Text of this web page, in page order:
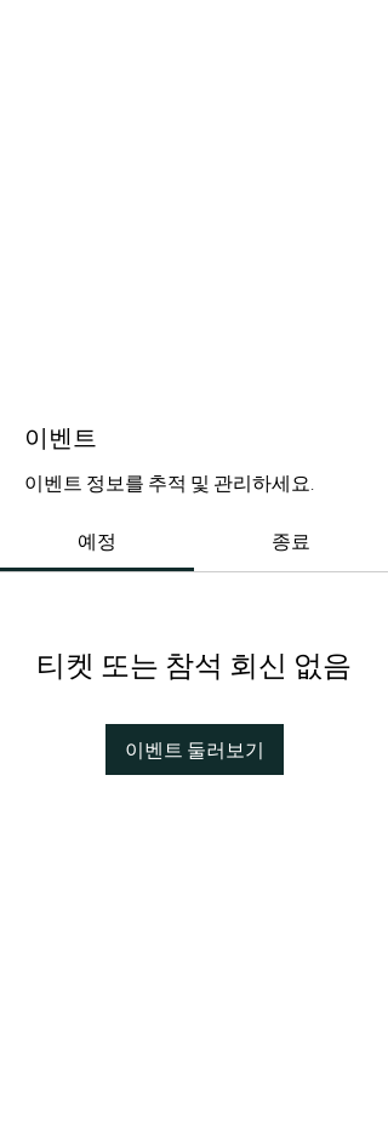
이벤트
이벤트 정보를 추적 및 관리하세요.
예정 종료
티켓 또는 참석 회신 없음
이벤트 둘러보기